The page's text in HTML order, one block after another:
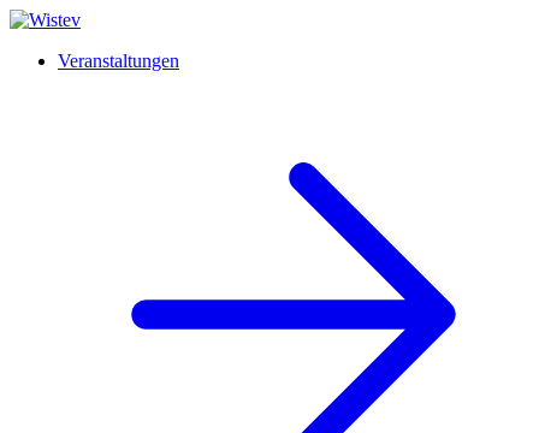
Veranstaltungen